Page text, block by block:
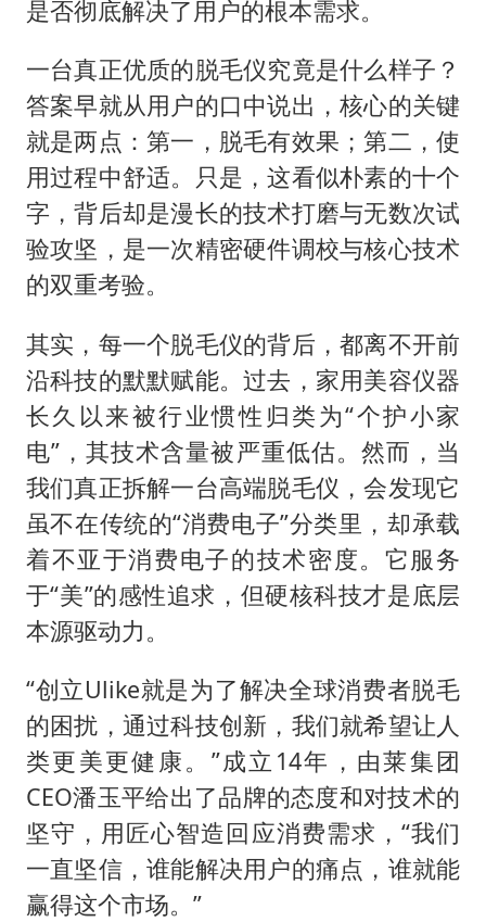
是否彻底解决了用户的根本需求。
一台真正优质的脱毛仪究竟是什么样子？
答案早就从用户的口中说出，核心的关键
就是两点：第一，脱毛有效果；第二，使
用过程中舒适。只是，这看似朴素的十个
字，背后却是漫长的技术打磨与无数次试
验攻坚，是一次精密硬件调校与核心技术
的双重考验。
其实，每一个脱毛仪的背后，都离不开前
沿科技的默默赋能。过去，家用美容仪器
长久以来被行业惯性归类为“个护小家
电”，其技术含量被严重低估。然而，当
我们真正拆解一台高端脱毛仪，会发现它
虽不在传统的“消费电子”分类里，却承载
着不亚于消费电子的技术密度。它服务
于“美”的感性追求，但硬核科技才是底层
本源驱动力。
“创立Ulike就是为了解决全球消费者脱毛
的困扰，通过科技创新，我们就希望让人
类更美更健康。”成立14年，由莱集团
CEO潘玉平给出了品牌的态度和对技术的
坚守，用匠心智造回应消费需求，“我们
一直坚信，谁能解决用户的痛点，谁就能
赢得这个市场。”